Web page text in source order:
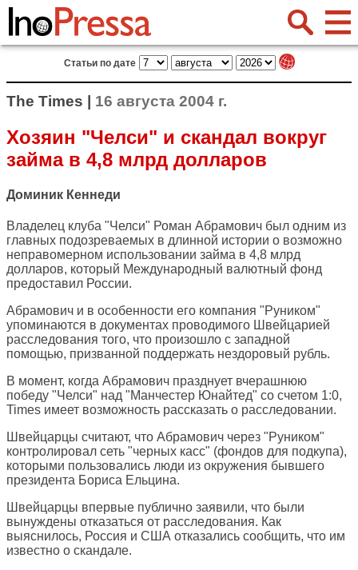
Статьи по дате
The Times | 16 августа 2004 г.
Хозяин "Челси" и скандал вокруг
займа в 4,8 млрд долларов
Доминик Кеннеди
Владелец клуба "Челси" Роман Абрамович был одним из
главных подозреваемых в длинной истории о возможно
неправомерном использовании займа в 4,8 млрд
долларов, который Международный валютный фонд
предоставил России.
Абрамович и в особенности его компания "Руником"
упоминаются в документах проводимого Швейцарией
расследования того, что произошло с западной
помощью, призванной поддержать нездоровый рубль.
В момент, когда Абрамович празднует вчерашнюю
победу "Челси" над "Манчестер Юнайтед" со счетом 1:0,
Times имеет возможность рассказать о расследовании.
Швейцарцы считают, что Абрамович через "Руником"
контролировал сеть "черных касс" (фондов для подкупа),
которыми пользовались люди из окружения бывшего
президента Бориса Ельцина.
Швейцарцы впервые публично заявили, что были
вынуждены отказаться от расследования. Как
выяснилось, Россия и США отказались сообщить, что им
известно о скандале.